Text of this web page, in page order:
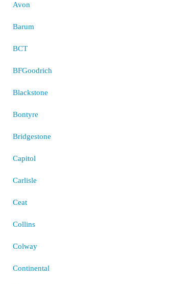
Avon
Barum
BCT
BFGoodrich
Blackstone
Bontyre
Bridgestone
Capitol
Carlisle
Ceat
Collins
Colway
Continental